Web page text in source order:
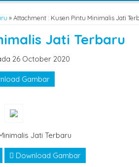
» Attachment : Kusen Pintu Minimalis Jati
Jati Terbaru
26 October 2020
Gambar
Jati Terbaru
Download Gambar